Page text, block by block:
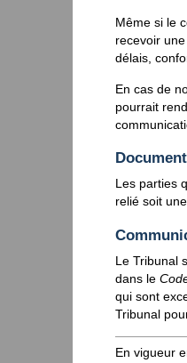
Même si le
recevoir
délais,
En cas de
pourrait
Les parties
relié soit
Le Tribunal
dans le
qui sont
Tribunal
En vigueur